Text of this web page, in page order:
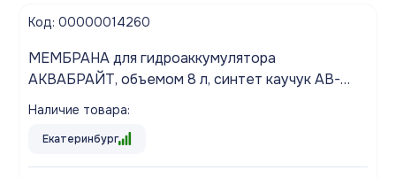
Код: 00000014260
МЕМБРАНА для гидроаккумулятора
АКВАБРАЙТ, объемом 8 л, синтет каучук AB-
EDPM8
Наличие товара:
Екатеринбург